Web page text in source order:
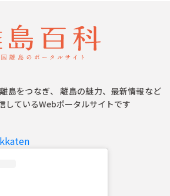
島をつなぎ、 離島の魅力、最新情報など
しているWebポータルサイトです